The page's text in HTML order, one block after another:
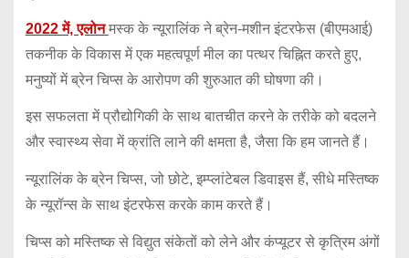
2022 में, एलोनमस्क के न्यूरालिंक ने ब्रेन-मशीन इंटरफेस (बीएमआई)
तकनीक के विकास में एक महत्वपूर्ण मील का पत्थर चिह्नित करते हुए,
मनुष्यों में ब्रेन चिप्स के आरोपण की शुरुआत की घोषणा की।
इस सफलता में प्रौद्योगिकी के साथ बातचीत करने के तरीके को बदलने
और स्वास्थ्य सेवा में क्रांति लाने की क्षमता है, जैसा कि हम जानते हैं।
न्यूरालिंक के ब्रेन चिप्स, जो छोटे, इम्प्लांटेबल डिवाइस हैं, सीधे मस्तिष्क
के न्यूरॉन्स के साथ इंटरफेस करके काम करते हैं।
चिप्स को मस्तिष्क से विद्युत संकेतों को लेने और कंप्यूटर से कृत्रिम अंगों